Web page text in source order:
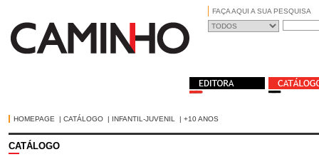
FAÇA AQUI A SUA PESQUISA
HOMEPAGE | CATÁLOGO| INFANTIL-JUVENIL | +10 ANOS
CATÁLOGO